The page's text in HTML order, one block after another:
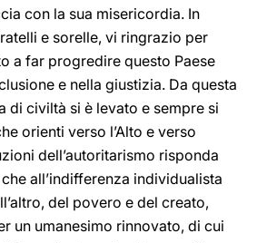
con la sua misericordia. In
e sorelle, vi ringrazio per
a far progredire questo Paese
e nella giustizia. Da questa
di civiltà si è levato e sempre si
orienti verso l’Alto e verso
dell’autoritarismo risponda
all’indifferenza individualista
del povero e del creato,
un umanesimo rinnovato, di cui